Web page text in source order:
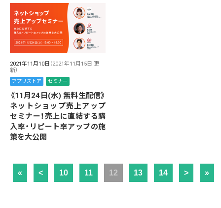
2021年11月10日 （2021年11月15日 更
新）
アプリストア セミナー
《11月24日(水) 無料生配信》
ネットショップ売上アップ
セミナー！売上に直結する購
入率・リピート率アップの施
策を大公開
« < 10 11 12 13 14 > »